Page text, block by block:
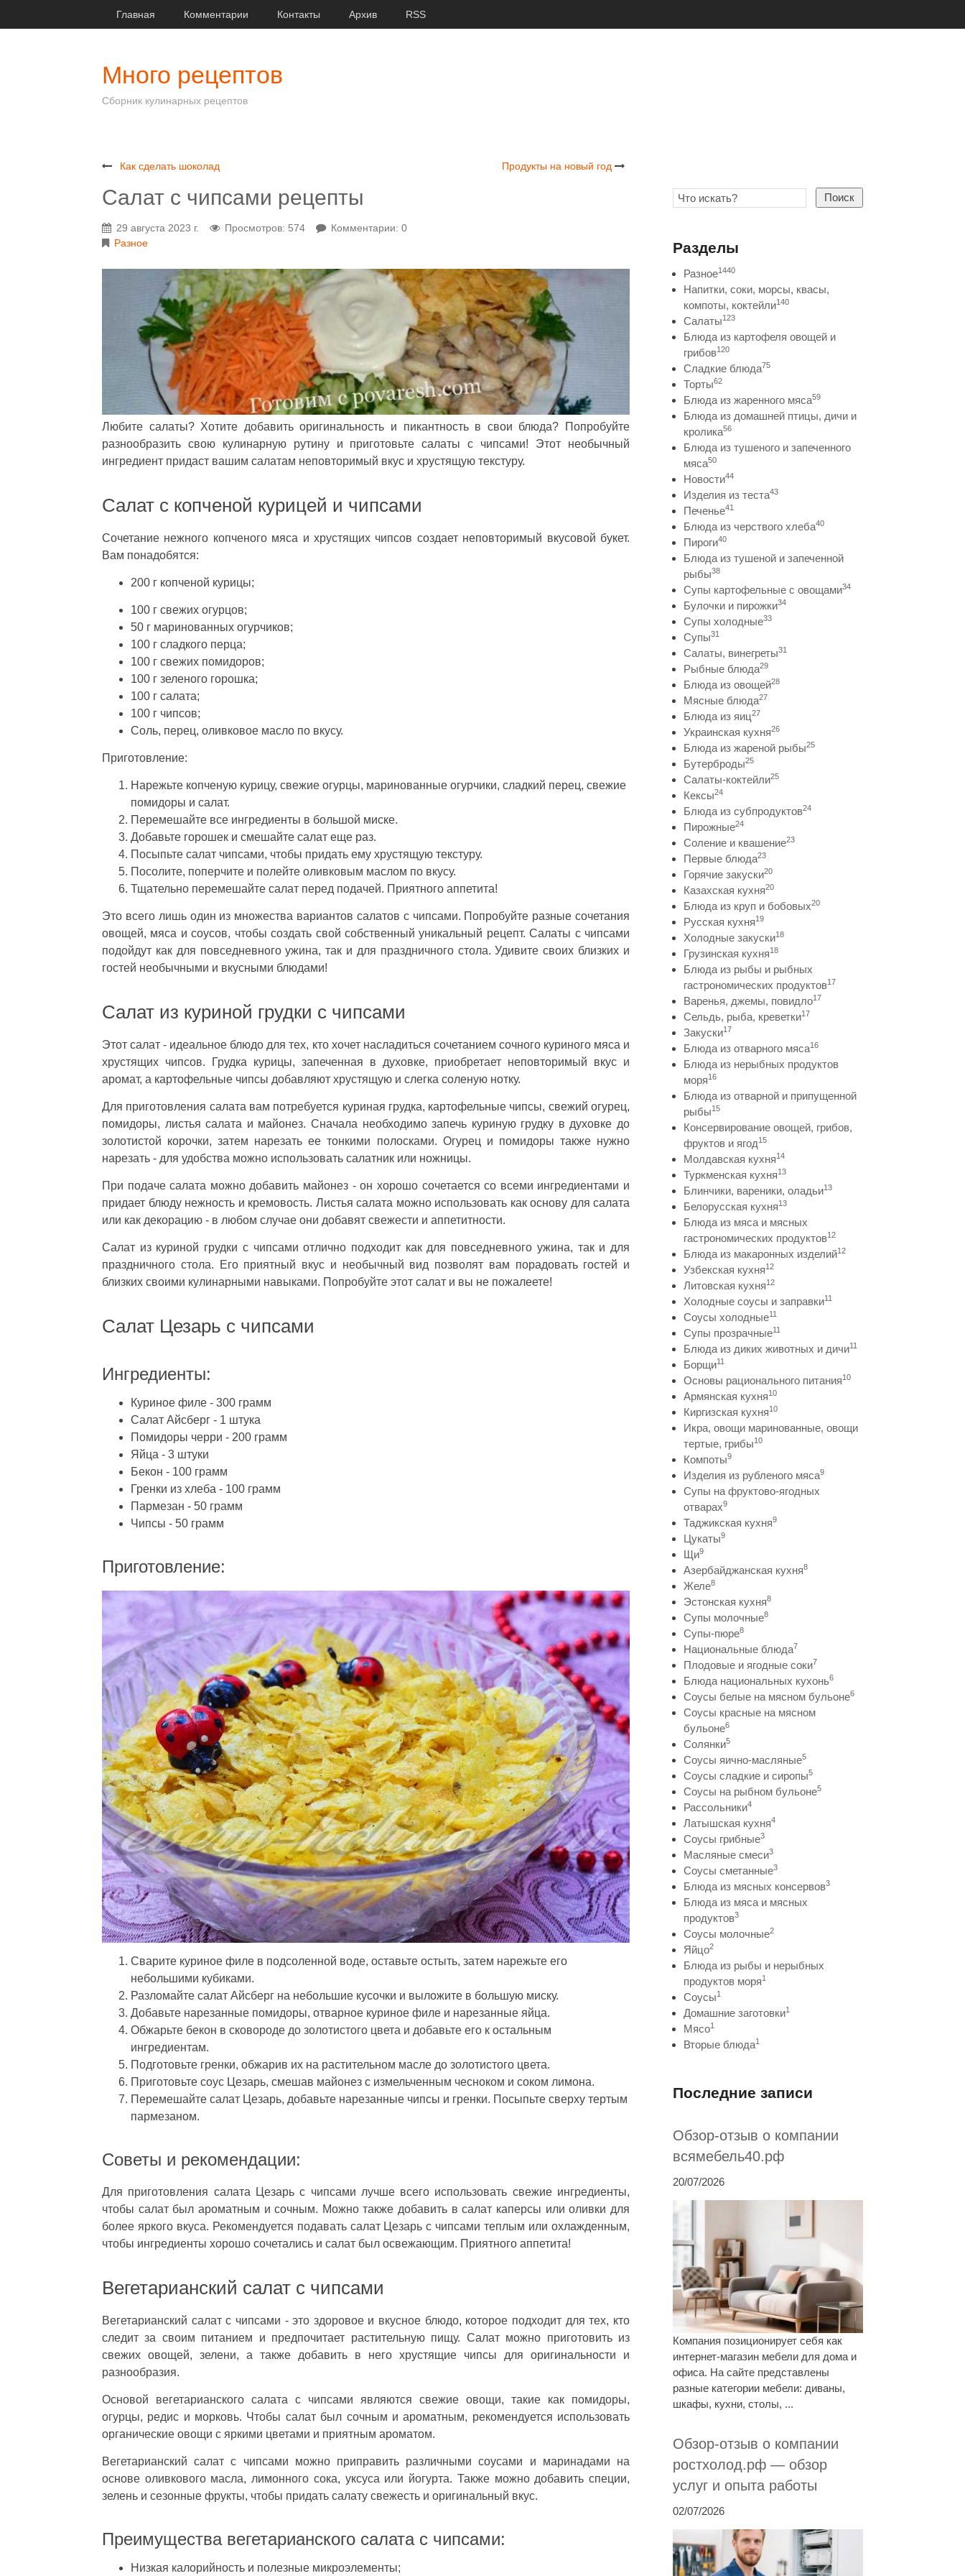
Главная Комментарии Контакты Архив RSS
Много рецептов
Сборник кулинарных рецептов
Как сделать шоколад Продукты на новый год
Салат с чипсами рецепты
29 августа 2023 г. Просмотров: 574
Комментарии: 0
Разное
Любите салаты? Хотите добавить оригинальность и пикантность в свои блюда? Попробуйте
разнообразить свою кулинарную рутину и приготовьте салаты с чипсами! Этот необычный
ингредиент придаст вашим салатам неповторимый вкус и хрустящую текстуру.
Салат с копченой курицей и чипсами
Сочетание нежного копченого мяса и хрустящих чипсов создает неповторимый вкусовой букет.
Вам понадобятся:
200 г копченой курицы;
100 г свежих огурцов;
50 г маринованных огурчиков;
100 г сладкого перца;
100 г свежих помидоров;
100 г зеленого горошка;
100 г салата;
100 г чипсов;
Соль, перец, оливковое масло по вкусу.
Приготовление:
Нарежьте копченую курицу, свежие огурцы, маринованные огурчики, сладкий перец, свежие
помидоры и салат.
Перемешайте все ингредиенты в большой миске.
Добавьте горошек и смешайте салат еще раз.
Посыпьте салат чипсами, чтобы придать ему хрустящую текстуру.
Посолите, поперчите и полейте оливковым маслом по вкусу.
Тщательно перемешайте салат перед подачей. Приятного аппетита!
Это всего лишь один из множества вариантов салатов с чипсами. Попробуйте разные сочетания
овощей, мяса и соусов, чтобы создать свой собственный уникальный рецепт. Салаты с чипсами
подойдут как для повседневного ужина, так и для праздничного стола. Удивите своих близких и
гостей необычными и вкусными блюдами!
Салат из куриной грудки с чипсами
Этот салат - идеальное блюдо для тех, кто хочет насладиться сочетанием сочного куриного мяса и
хрустящих чипсов. Грудка курицы, запеченная в духовке, приобретает неповторимый вкус и
аромат, а картофельные чипсы добавляют хрустящую и слегка соленую нотку.
Для приготовления салата вам потребуется куриная грудка, картофельные чипсы, свежий огурец,
помидоры, листья салата и майонез. Сначала необходимо запечь куриную грудку в духовке до
золотистой корочки, затем нарезать ее тонкими полосками. Огурец и помидоры также нужно
нарезать - для удобства можно использовать салатник или ножницы.
При подаче салата можно добавить майонез - он хорошо сочетается со всеми ингредиентами и
придает блюду нежность и кремовость. Листья салата можно использовать как основу для салата
или как декорацию - в любом случае они добавят свежести и аппетитности.
Салат из куриной грудки с чипсами отлично подходит как для повседневного ужина, так и для
праздничного стола. Его приятный вкус и необычный вид позволят вам порадовать гостей и
близких своими кулинарными навыками. Попробуйте этот салат и вы не пожалеете!
Салат Цезарь с чипсами
Ингредиенты:
Куриное филе - 300 грамм
Салат Айсберг - 1 штука
Помидоры черри - 200 грамм
Яйца - 3 штуки
Бекон - 100 грамм
Гренки из хлеба - 100 грамм
Пармезан - 50 грамм
Чипсы - 50 грамм
Приготовление:
Сварите куриное филе в подсоленной воде, оставьте остыть, затем нарежьте его
небольшими кубиками.
Разломайте салат Айсберг на небольшие кусочки и выложите в большую миску.
Добавьте нарезанные помидоры, отварное куриное филе и нарезанные яйца.
Обжарьте бекон в сковороде до золотистого цвета и добавьте его к остальным
ингредиентам.
Подготовьте гренки, обжарив их на растительном масле до золотистого цвета.
Приготовьте соус Цезарь, смешав майонез с измельченным чесноком и соком лимона.
Перемешайте салат Цезарь, добавьте нарезанные чипсы и гренки. Посыпьте сверху тертым
пармезаном.
Советы и рекомендации:
Для приготовления салата Цезарь с чипсами лучше всего использовать свежие ингредиенты,
чтобы салат был ароматным и сочным. Можно также добавить в салат каперсы или оливки для
более яркого вкуса. Рекомендуется подавать салат Цезарь с чипсами теплым или охлажденным,
чтобы ингредиенты хорошо сочетались и салат был освежающим. Приятного аппетита!
Вегетарианский салат с чипсами
Вегетарианский салат с чипсами - это здоровое и вкусное блюдо, которое подходит для тех, кто
следит за своим питанием и предпочитает растительную пищу. Салат можно приготовить из
свежих овощей, зелени, а также добавить в него хрустящие чипсы для оригинальности и
разнообразия.
Основой вегетарианского салата с чипсами являются свежие овощи, такие как помидоры,
огурцы, редис и морковь. Чтобы салат был сочным и ароматным, рекомендуется использовать
органические овощи с яркими цветами и приятным ароматом.
Вегетарианский салат с чипсами можно приправить различными соусами и маринадами на
основе оливкового масла, лимонного сока, уксуса или йогурта. Также можно добавить специи,
зелень и сезонные фрукты, чтобы придать салату свежесть и оригинальный вкус.
Преимущества вегетарианского салата с чипсами:
Низкая калорийность и полезные микроэлементы;
Поиск
Разделы
Разное1440
Напитки, соки, морсы, квасы,
компоты, коктейли140
Салаты123
Блюда из картофеля овощей и
грибов120
Сладкие блюда75
Торты62
Блюда из жаренного мяса59
Блюда из домашней птицы, дичи и
кролика56
Блюда из тушеного и запеченного
мяса50
Новости44
Изделия из теста43
Печенье41
Блюда из черствого хлеба40
Пироги40
Блюда из тушеной и запеченной
рыбы38
Супы картофельные с овощами34
Булочки и пирожки34
Супы холодные33
Супы31
Салаты, винегреты31
Рыбные блюда29
Блюда из овощей28
Мясные блюда27
Блюда из яиц27
Украинская кухня26
Блюда из жареной рыбы25
Бутерброды25
Салаты-коктейли25
Кексы24
Блюда из субпродуктов24
Пирожные24
Соление и квашение23
Первые блюда23
Горячие закуски20
Казахская кухня20
Блюда из круп и бобовых20
Русская кухня19
Холодные закуски18
Грузинская кухня18
Блюда из рыбы и рыбных
гастрономических продуктов17
Варенья, джемы, повидло17
Сельдь, рыба, креветки17
Закуски17
Блюда из отварного мяса16
Блюда из нерыбных продуктов
моря16
Блюда из отварной и припущенной
рыбы15
Консервирование овощей, грибов,
фруктов и ягод15
Молдавская кухня14
Туркменская кухня13
Блинчики, вареники, оладьи13
Белорусская кухня13
Блюда из мяса и мясных
гастрономических продуктов12
Блюда из макаронных изделий12
Узбекская кухня12
Литовская кухня12
Холодные соусы и заправки11
Соусы холодные11
Супы прозрачные11
Блюда из диких животных и дичи11
Борщи11
Основы рационального питания10
Армянская кухня10
Киргизская кухня10
Икра, овощи маринованные, овощи
тертые, грибы10
Компоты9
Изделия из рубленого мяса9
Супы на фруктово-ягодных
отварах9
Таджикская кухня9
Цукаты9
Щи9
Азербайджанская кухня8
Желе8
Эстонская кухня8
Супы молочные8
Супы-пюре8
Национальные блюда7
Плодовые и ягодные соки7
Блюда национальных кухонь6
Соусы белые на мясном бульоне6
Соусы красные на мясном
бульоне6
Солянки5
Соусы яично-масляные5
Соусы сладкие и сиропы5
Соусы на рыбном бульоне5
Рассольники4
Латышская кухня4
Соусы грибные3
Масляные смеси3
Соусы сметанные3
Блюда из мясных консервов3
Блюда из мяса и мясных
продуктов3
Соусы молочные2
Яйцо2
Блюда из рыбы и нерыбных
продуктов моря1
Соусы1
Домашние заготовки1
Мясо1
Вторые блюда1
Последние записи
Обзор-отзыв о компании
всямебель40.рф
20/07/2026
Компания позиционирует себя как
интернет-магазин мебели для дома и
офиса. На сайте представлены
разные категории мебели: диваны,
шкафы, кухни, столы, ...
Обзор-отзыв о компании
ростхолод.рф — обзор
услуг и опыта работы
02/07/2026